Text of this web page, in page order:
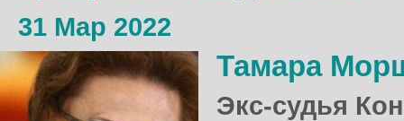
31 Мар 2022
Тамара
Экс-судья